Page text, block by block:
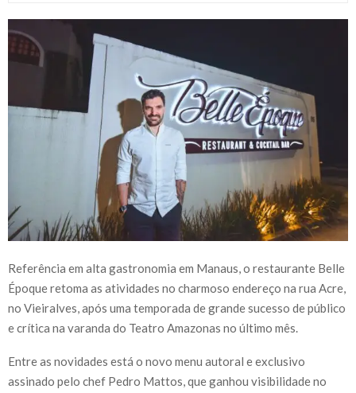
Referência em alta gastronomia em Manaus, o restaurante Belle
Époque retoma as atividades no charmoso endereço na rua Acre,
no Vieiralves, após uma temporada de grande sucesso de público
e crítica na varanda do Teatro Amazonas no último mês.
Entre as novidades está o novo menu autoral e exclusivo
assinado pelo chef Pedro Mattos, que ganhou visibilidade no